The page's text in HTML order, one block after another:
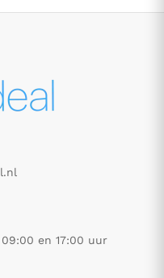
en 17:00 uur